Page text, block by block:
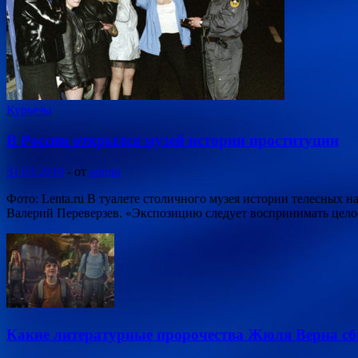
Курьезы
В России открылся музей истории проституции
31.03.2019 - от admin
Фото: Lenta.ru В туалете столичного музея истории
Валерий Переверзев. «Экспозицию следует воспринимать
Какие литературные пророчества Жюля Верна